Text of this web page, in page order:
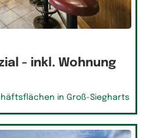
- inkl. Wohnung
in Groß-Siegharts